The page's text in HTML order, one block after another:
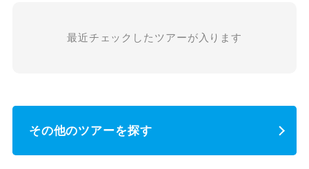
最近チェックしたツアーが入ります
その他のツアーを探す